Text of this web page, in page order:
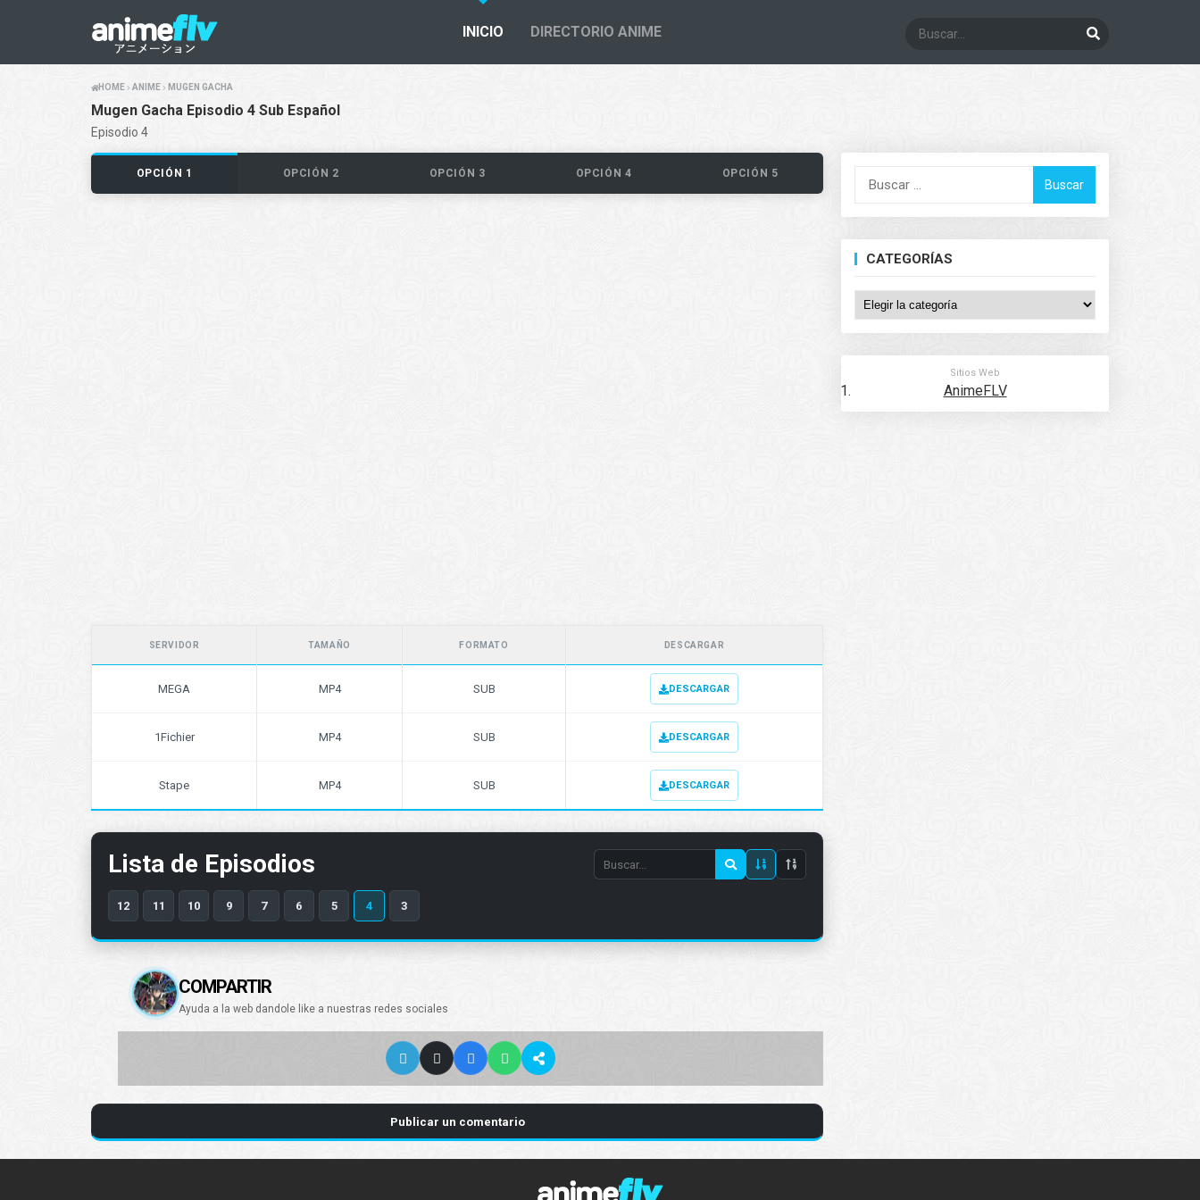
INICIO DIRECTORIO ANIME
HOME ANIME MUGEN GACHA
Mugen Gacha Episodio 4 Sub Español
Episodio 4
OPCIÓN 1 OPCIÓN 2 OPCIÓN 3 OPCIÓN 4 OPCIÓN 5
SERVIDOR TAMAÑO FORMATO DESCARGAR
MEGA MP4 SUB DESCARGAR
1Fichier MP4 SUB DESCARGAR
Stape MP4 SUB DESCARGAR
Lista de Episodios
Search
episode
12 11 10 9 7 6 5 4 3
COMPARTIR
Ayuda a la web dandole like a nuestras redes sociales
Publicar un comentario
Buscar:
CATEGORÍAS
Categorías
Sitios Web
AnimeFLV